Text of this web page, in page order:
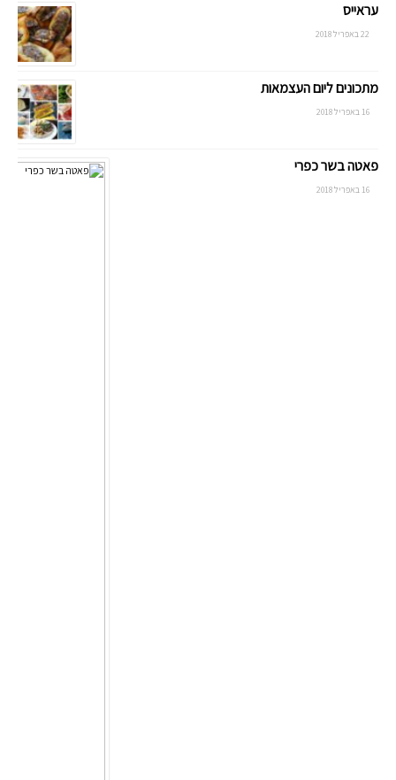
עראייס
22 באפריל 2018
מתכונים ליום העצמאות
16 באפריל 2018
פאטה בשר כפרי
16 באפריל 2018